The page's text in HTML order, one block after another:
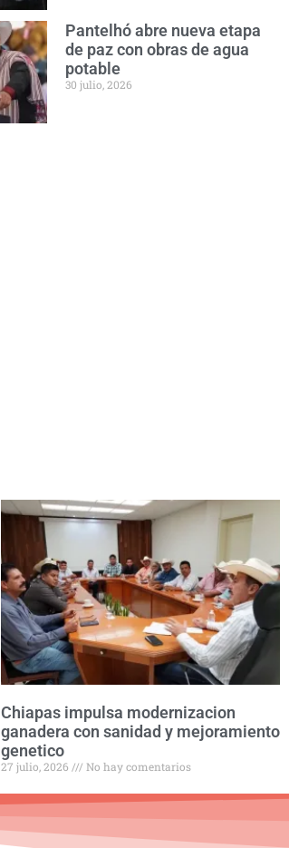
Pantelhó abre nueva etapa
de paz con obras de agua
potable
30 julio, 2026
Chiapas impulsa modernizacion
ganadera con sanidad y mejoramiento
genetico
27 julio, 2026 No hay comentarios